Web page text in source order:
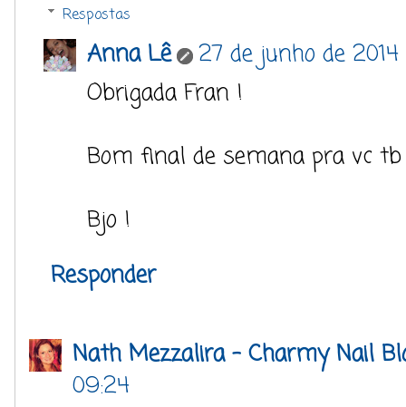
Respostas
Anna Lê
27 de junho de 2014
Obrigada Fran !
Bom final de semana pra vc
Bjo !
Responder
Nath Mezzalira - Charmy Nail
09:24